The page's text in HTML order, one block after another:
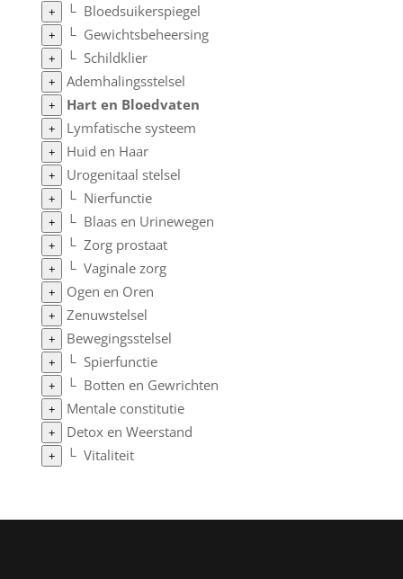
+ └ Bloedsuikerspiegel
+ └ Gewichtsbeheersing
+ └ Schildklier
+ Ademhalingsstelsel
+ Hart en Bloedvaten
+ Lymfatische systeem
+ Huid en Haar
+ Urogenitaal stelsel
+ └ Nierfunctie
+ └ Blaas en Urinewegen
+ └ Zorg prostaat
+ └ Vaginale zorg
+ Ogen en Oren
+ Zenuwstelsel
+ Bewegingsstelsel
+ └ Spierfunctie
+ └ Botten en Gewrichten
+ Mentale constitutie
+ Detox en Weerstand
+ └ Vitaliteit